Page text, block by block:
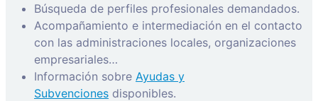
Búsqueda de perfiles profesionales demandados.
Acompañamiento e intermediación en el contacto
con las administraciones locales, organizaciones
empresariales…
Información sobre Ayudas y
Subvenciones disponibles.